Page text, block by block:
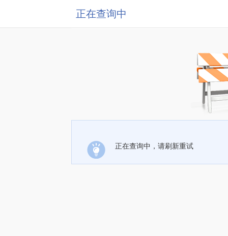
正在查询中
正在查询中，请刷新重试